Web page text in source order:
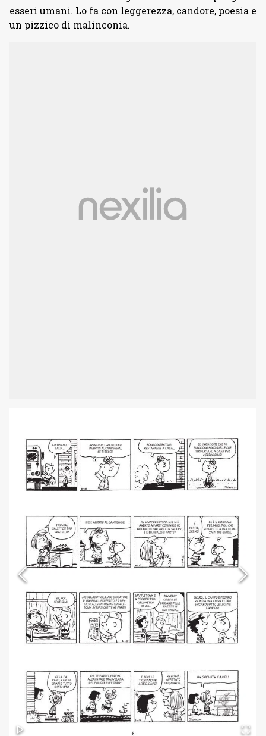
esseri umani. Lo fa con leggerezza, candore, poesia e
un pizzico di malinconia.